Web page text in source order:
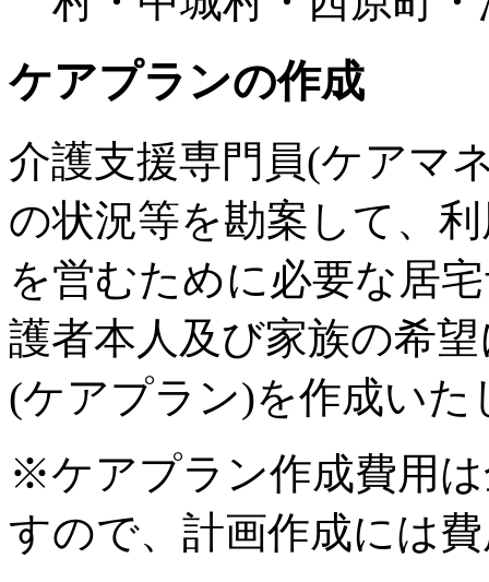
ケアプランの作成
介護支援専門員(ケアマ
の状況等を勘案して、
を営むために必要な居
護者本人及び家族の希
(ケアプラン)を作成いた
※ケアプラン作成費用
すので、計画作成には